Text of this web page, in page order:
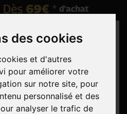
des cookies
et d'autres
pour améliorer votre
sur notre site, pour
personnalisé et des
analyser le trafic de